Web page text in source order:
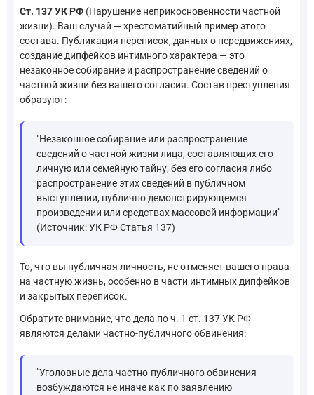
Ст. 137 УК РФ (Нарушение неприкосновенности частной
жизни). Ваш случай — хрестоматийный пример этого
состава. Публикация переписок, данных о передвижениях,
создание дипфейков интимного характера — это
незаконное собирание и распространение сведений о
частной жизни без вашего согласия. Состав преступления
образуют:
"Незаконное собирание или распространение
сведений о частной жизни лица, составляющих его
личную или семейную тайну, без его согласия либо
распространение этих сведений в публичном
выступлении, публично демонстрирующемся
произведении или средствах массовой информации"
(Источник: УК РФ Статья 137)
То, что вы публичная личность, не отменяет вашего права
на частную жизнь, особенно в части интимных дипфейков
и закрытых переписок.
Обратите внимание, что дела по ч. 1 ст. 137 УК РФ
являются делами частно-публичного обвинения:
"Уголовные дела частно-публичного обвинения
возбуждаются не иначе как по заявлению